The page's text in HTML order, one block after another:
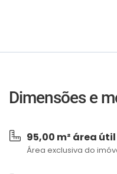
Dimensões e
95,00 m² área útil
Área exclusiva do